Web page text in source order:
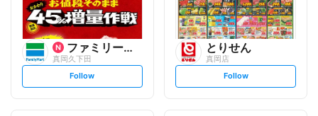
ファミリーマート
真岡久下田
s
t
Follow
とりせん
真岡店
s
t
Follow